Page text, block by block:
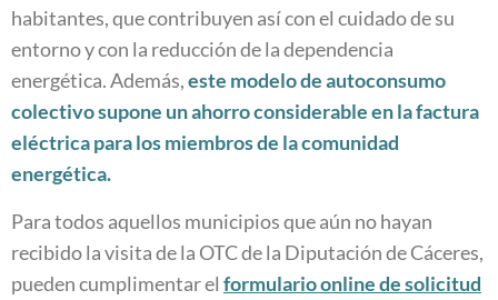
habitantes, que contribuyen así con el cuidado de su
entorno y con la reducción de la dependencia
energética. Además,este modelo de autoconsumo
colectivo supone un ahorro considerable en la factura
eléctrica para los miembros de la comunidad
energética.
Para todos aquellos municipios que aún no hayan
recibido la visita de la OTC de la Diputación de Cáceres,
pueden cumplimentar el formulario online de solicitud